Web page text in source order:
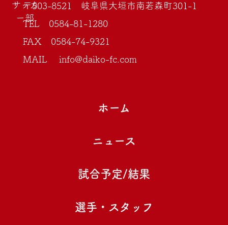
〒503-8521 岐阜県大垣市南若森町301-1
TEL 0584-81-1280
FAX 0584-74-9321
MAIL info@daiko-fc.com
ホーム
ニュース
試合予定/結果
選手・スタッフ